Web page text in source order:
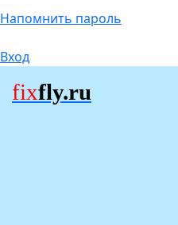
Напомнить пароль
Вход
fixfly.ru